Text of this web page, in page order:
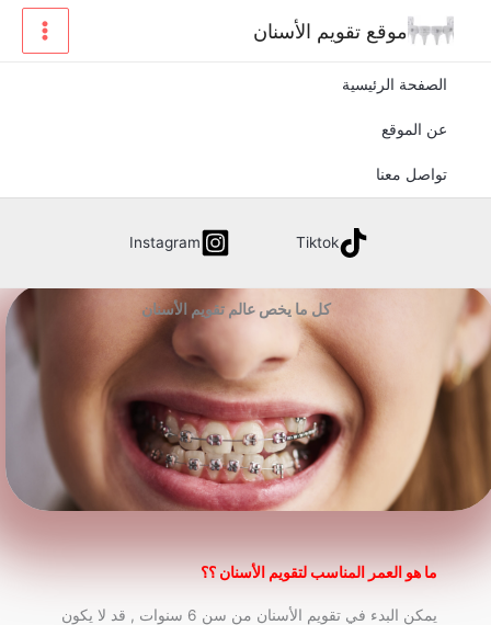
موقع تقويم الأسنان
الصفحة الرئيسية
عن الموقع
تواصل معنا
Tiktok
Instagram
كل ما يخص عالم تقويم الأسنان
ماهو العمر المناسب لتقويم الأسنان ؟؟
يمكن البدء في تقويم الأسنان من سن 6 سنوات , قد لا يكون